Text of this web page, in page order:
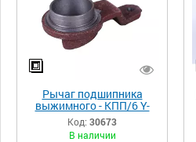
Рычаг подшипника
выжимного - КПП/6 Y-
BOX
Код: 30673
В наличии